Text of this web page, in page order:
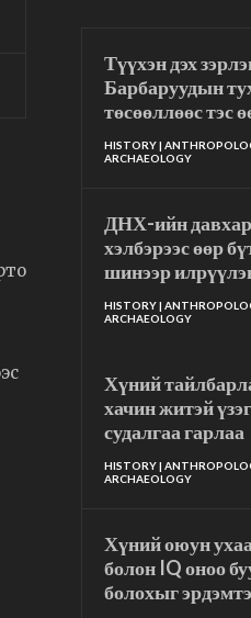
Түүхэн дэх
Барбаруудын
төсөөллөөс тэс
HISTORY |
ARCHAEOLOGY
ДНХ-ийн
хэлбэрээс өөр
шинээр
HISTORY |
ARCHAEOLOGY
Хүний
хачин житэй
судалгаа гарлаа
HISTORY |
ARCHAEOLOGY
Хүний оюун
болон IQ оноо
болохыг